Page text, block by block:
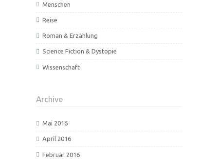
Menschen
Reise
Roman & Erzählung
Science Fiction & Dystopie
Wissenschaft
Archive
Mai 2016
April 2016
Februar 2016